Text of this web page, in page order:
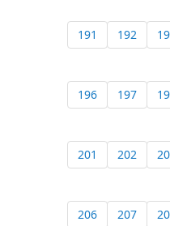
191 192
196 197
201 202
206 207